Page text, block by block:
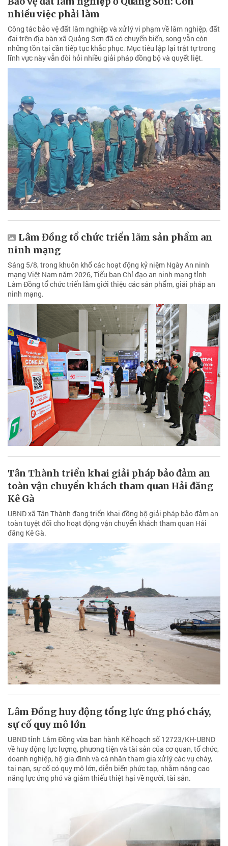
nhiều việc phải làm
Công tác bảo vệ đất lâm nghiệp và xử lý vi phạm về lâm nghiệp, đất
đai trên địa bàn xã Quảng Sơn đã có chuyển biến, song vẫn còn
những tồn tại cần tiếp tục khắc phục. Mục tiêu lập lại trật tự trong
lĩnh vực này vẫn đòi hỏi nhiều giải pháp đồng bộ và quyết liệt.
Lâm Đồng tổ chức triển lãm sản phẩm an
ninh mạng
Sáng 5/8, trong khuôn khổ các hoạt động kỷ niệm Ngày An ninh
mạng Việt Nam năm 2026, Tiểu ban Chỉ đạo an ninh mạng tỉnh
Lâm Đồng tổ chức triển lãm giới thiệu các sản phẩm, giải pháp an
ninh mạng.
Tân Thành triển khai giải pháp bảo đảm an
toàn vận chuyển khách tham quan Hải đăng
Kê Gà
UBND xã Tân Thành đang triển khai đồng bộ giải pháp bảo đảm an
toàn tuyệt đối cho hoạt động vận chuyển khách tham quan Hải
đăng Kê Gà.
Lâm Đồng huy động tổng lực ứng phó cháy,
sự cố quy mô lớn
UBND tỉnh Lâm Đồng vừa ban hành Kế hoạch số 12723/KH-UBND
về huy động lực lượng, phương tiện và tài sản của cơ quan, tổ chức,
doanh nghiệp, hộ gia đình và cá nhân tham gia xử lý các vụ cháy,
tai nạn, sự cố có quy mô lớn, diễn biến phức tạp, nhằm nâng cao
năng lực ứng phó và giảm thiểu thiệt hại về người, tài sản.